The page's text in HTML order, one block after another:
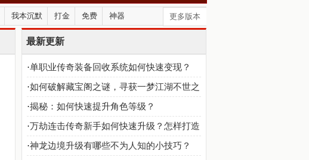
我本沉默 打金 免费 神器 更多版本
最新更新
·单职业传奇装备回收系统如何快速变现？
·如何破解藏宝阁之谜，寻获一梦江湖不世之
宝？
·揭秘：如何快速提升角色等级？
·万劫连击传奇新手如何快速升级？怎样打造
神装称霸玛法大陆？
·神龙边境升级有哪些不为人知的小技巧？